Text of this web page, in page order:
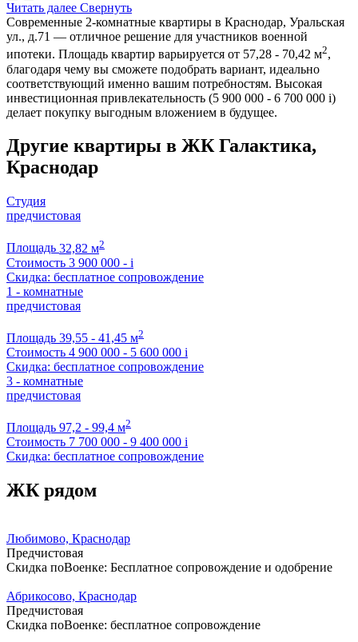
Читать далее Свернуть
Современные 2-комнатные квартиры в Краснодар, Уральская
ул., д.71 — отличное решение для участников военной
ипотеки. Площадь квартир варьируется от 57,28 - 70,42 м2,
благодаря чему вы сможете подобрать вариант, идеально
соответствующий именно вашим потребностям. Высокая
инвестиционная привлекательность (5 900 000 - 6 700 000 i)
делает покупку выгодным вложением в будущее.
Другие квартиры в ЖК Галактика,
Краснодар
Студия
предчистовая
Площадь 32,82 м2
Стоимость 3 900 000 - i
Скидка: бесплатное сопровождение
1 - комнатные
предчистовая
Площадь 39,55 - 41,45 м2
Стоимость 4 900 000 - 5 600 000 i
Скидка: бесплатное сопровождение
3 - комнатные
предчистовая
Площадь 97,2 - 99,4 м2
Стоимость 7 700 000 - 9 400 000 i
Скидка: бесплатное сопровождение
ЖК рядом
Любимово, Краснодар
Предчистовая
Скидка поВоенке: Бесплатное сопровождение и одобрение
Абрикосово, Краснодар
Предчистовая
Скидка поВоенке: бесплатное сопровождение